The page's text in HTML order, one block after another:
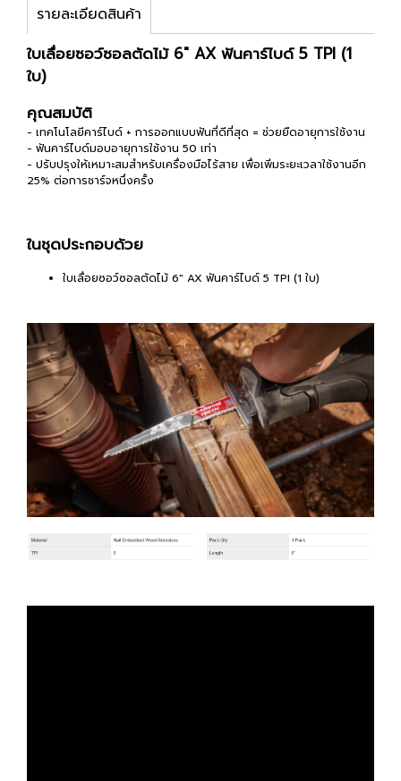
รายละเอียดสินค้า
ใบเลื่อยซอว์ซอลตัดไม้ 6" AX ฟันคาร์ไบด์ 5 TPI (1
ใบ)
คุณสมบัติ
- เทคโนโลยีคาร์ไบด์ + การออกแบบฟันที่ดีที่สุด = ช่วยยืดอายุการใช้งาน
- ฟันคาร์ไบด์มอบอายุการใช้งาน 50 เท่า
- ปรับปรุงให้เหมาะสมสำหรับเครื่องมือไร้สาย เพื่อเพิ่มระยะเวลาใช้งานอีก
25% ต่อการชาร์จหนึ่งครั้ง
ในชุดประกอบด้วย
ใบเลื่อยซอว์ซอลตัดไม้ 6" AX ฟันคาร์ไบด์ 5 TPI (1 ใบ)